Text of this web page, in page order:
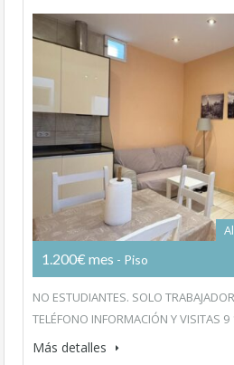
1.200€ mes - Piso
NO ESTUDIANTES. SOLO
TELÉFONO INFORMACIÓN Y VISITAS
Más detalles